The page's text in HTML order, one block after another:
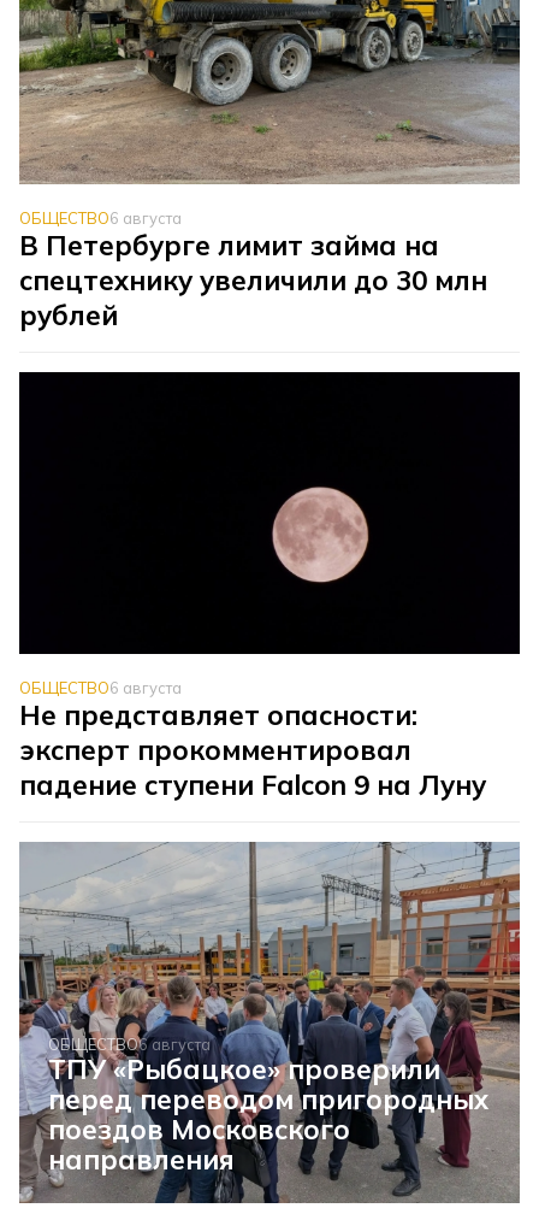
ОБЩЕСТВО6 августа
В Петербурге лимит займа на
спецтехнику увеличили до 30 млн
рублей
ОБЩЕСТВО6 августа
Не представляет опасности:
эксперт прокомментировал
падение ступени Falcon 9 на Луну
ОБЩЕСТВО6 августа
ТПУ «Рыбацкое» проверили
перед переводом пригородных
поездов Московского
направления